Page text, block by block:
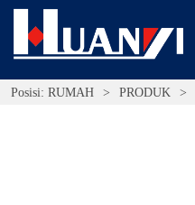
Posisi: RUMAH > PRODUK >